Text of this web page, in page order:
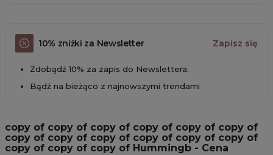
10% zniżki za Newsletter Zapisz się
Zdobądź 10% za zapis do Newslettera.
Bądź na bieżąco z najnowszymi trendami
copy of copy of copy of copy of copy of copy of
copy of copy of copy of copy of copy of copy of
copy of copy of copy of Hummingb - Cena